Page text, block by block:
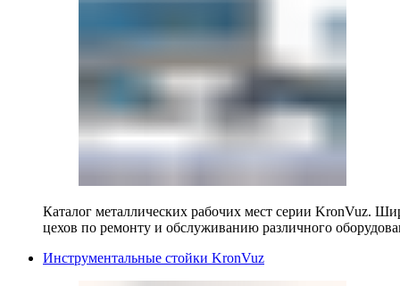
Каталог металлических рабочих мест серии KronVuz.
цехов по ремонту и обслуживанию различного
Инструментальные стойки KronVuz